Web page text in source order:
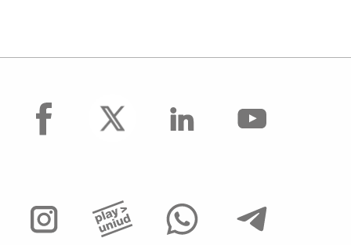
facebook